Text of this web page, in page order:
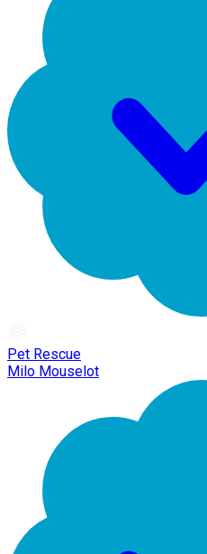
Pet Rescue
Milo Mouselot